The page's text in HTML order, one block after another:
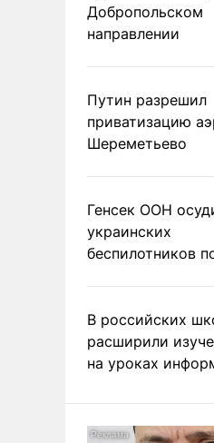
Добропольском
направлении
Путин разрешил
приватизацию
Шереметьево
Генсек ООН
украинских
беспилотников
В российских
расширили
на уроках